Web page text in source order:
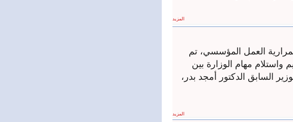
المزيد
العمل المؤسسي، تم
مهام الوزارة بين
السابق الدكتور أمجد بدر،
المزيد